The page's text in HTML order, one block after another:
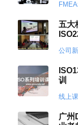
FMEA
五大
公司
训
线上
广州